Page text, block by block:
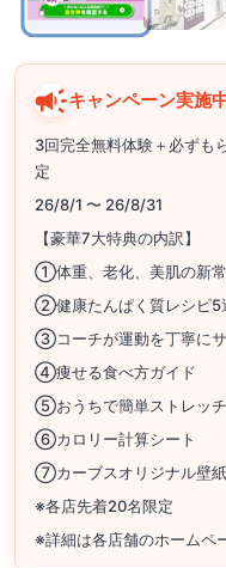
キャンペーン実施
3回完全無料体験＋必ずも
定
26/8/1 〜 26/8/31
【豪華7大特典の内訳】
①体重、老化、美肌の新
②健康たんぱく質レシピ5
③コーチが運動を丁寧にサ
④痩せる食べ方ガイド
⑤おうちで簡単ストレッ
⑥カロリー計算シート
⑦カーブスオリジナル壁紙
※各店先着20名限定
※詳細は各店舗のホームペ